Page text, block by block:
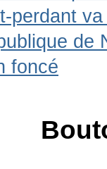
perdant
de
foncé